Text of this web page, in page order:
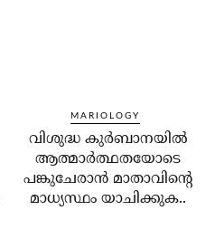
MARIOLOGY
വിശുദ്ധ കുര്‍ബാനയില്‍
ആത്മാര്‍ത്ഥതയോടെ
പങ്കുചേരാന്‍ മാതാവിന്റെ
മാധ്യസ്ഥം യാചിക്കുക..